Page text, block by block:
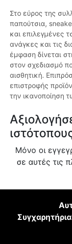
Στο εύρος της
παπούτσια,
και επιλεγμένες
ανάγκες και τις
έμφαση δίνεται
στον σχεδιασμό
αισθητική.
επιστροφής
την ικανοποίηση
Μόνο οι
σε αυτές τις